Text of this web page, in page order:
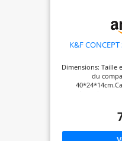
K&F
Dimensions: Taille
du
multifonctionnel
dure est
d'appareils
amovibles
pour différents
La poche